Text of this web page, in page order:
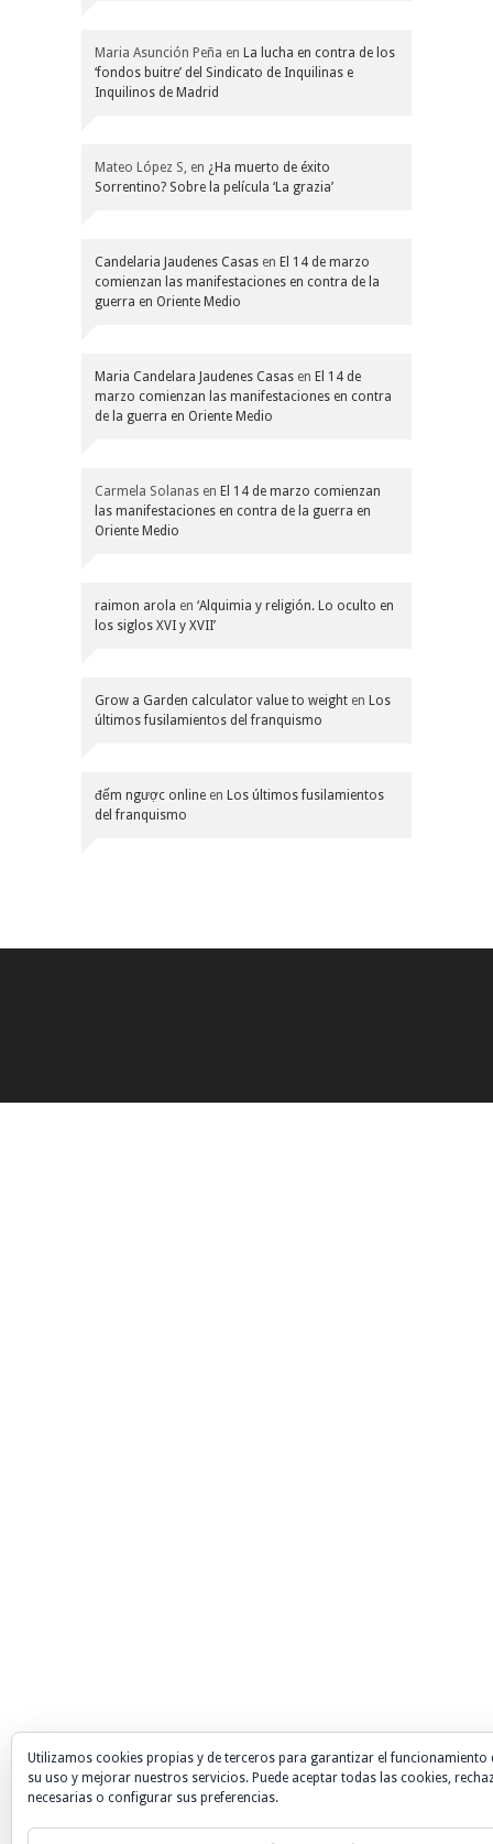
Maria Asunción Peña en La lucha en contra de los
‘fondos buitre’ del Sindicato de Inquilinas e
Inquilinos de Madrid
Mateo López S, en ¿Ha muerto de éxito
Sorrentino? Sobre la película ‘La grazia’
Candelaria Jaudenes Casas en El 14 de marzo
comienzan las manifestaciones en contra de la
guerra en Oriente Medio
Maria Candelara Jaudenes Casas en El 14 de
marzo comienzan las manifestaciones en contra
de la guerra en Oriente Medio
Carmela Solanas en El 14 de marzo comienzan
las manifestaciones en contra de la guerra en
Oriente Medio
raimon arola en ‘Alquimia y religión. Lo oculto en
los siglos XVI y XVII’
Grow a Garden calculator value to weight en Los
últimos fusilamientos del franquismo
đếm ngược online en Los últimos fusilamientos
del franquismo
Utilizamos cookies propias y de terceros para garantizar el funcionamiento
su uso y mejorar nuestros servicios. Puede aceptar todas las cookies,
necesarias o configurar sus preferencias.